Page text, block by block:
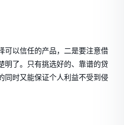
可以信任的产品，二是要注意借
明了。只有挑选好的、靠谱的贷
同时又能保证个人利益不受到侵